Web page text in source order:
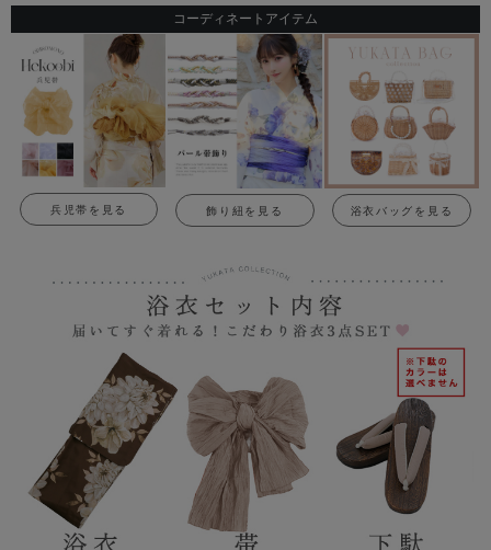
コーディネートアイテム
兵児帯を見る 飾り紐を見る 浴衣バッグを見る